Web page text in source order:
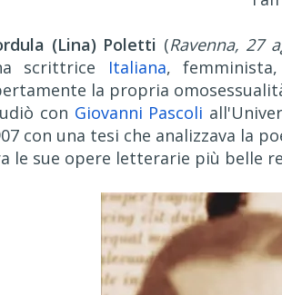
(Lina) Poletti (Ravenna, 27
scrittrice Italiana,
la propria
con Giovanni Pascoli
con una tesi che analizzava la
le sue opere letterarie più belle